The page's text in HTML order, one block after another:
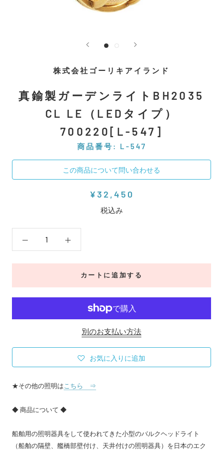
株式会社ゴーリキアイランド
真鍮製ガーデンライトBH2035
CL LE（LEDタイプ）
700220[L-547]
商品番号: L-547
この商品について問い合わせる
¥32,450
税込み
カートに追加する
別のお支払い方法
お気に入りに追加
★その他の照明は こちら ⇒
◆ 商品について ◆
船舶用の照明器具をして使われてきた小型のバルクヘッドライト
（船舶の隔壁、艦橋部壁付け、天井付けの照明器具）を日本のエク